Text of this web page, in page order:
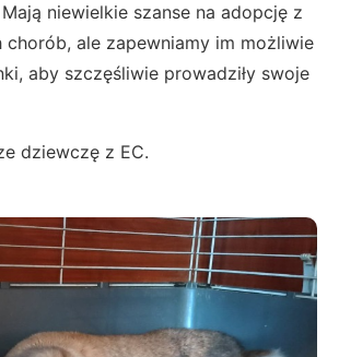
niewielkie szanse na adopcję z
chorób, ale zapewniamy im możliwie
aby szczęśliwie prowadziły swoje
dziewczę z EC.